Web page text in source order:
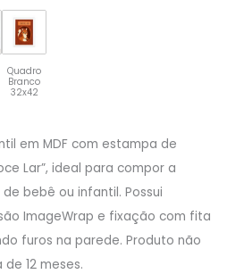
Quadro
Branco
32x42
em MDF com estampa de
Lar”, ideal para compor a
bebê ou infantil. Possui
ImageWrap e fixação com fita
furos na parede. Produto não
12 meses.